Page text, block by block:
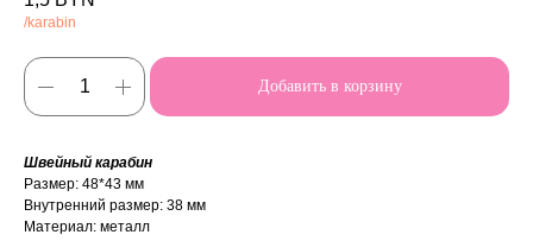
/karabin
Добавить в корзину
Швейный карабин
Размер: 48*43 мм
Внутренний размер: 38 мм
Материал: металл